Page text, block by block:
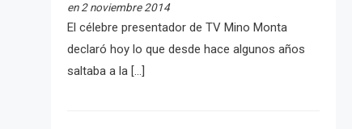
en 2 noviembre 2014
El célebre presentador de TV Mino Monta
declaró hoy lo que desde hace algunos años
saltaba a la […]